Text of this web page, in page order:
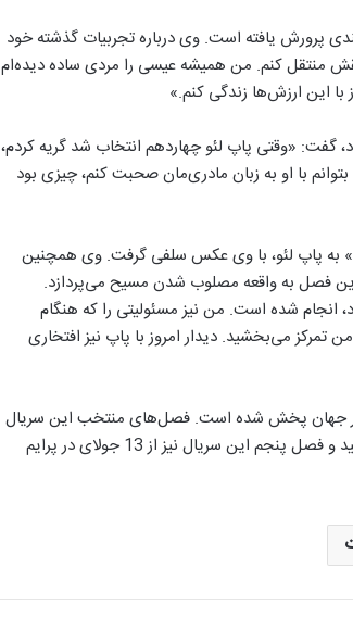
پرورش یافته است. وی درباره تجربیات گذشته خود
منتقل کنم. من همیشه عیسی را مردی ساده دیده‌ام
این ارزش‌ها زندگی کنم.»
گفت: «وقتی پاپ لئو چهاردهم انتخاب شد گریه کردم،
با او به زبان مادری‌مان صحبت کنم، چیزی بود
از سریال «برگزیده» به پاپ لئو، با وی عکس سلفی گرفت. وی همچنین
فصل به واقعه مصلوب شدن مسیح می‌پردازد.
انجام شده است. من نیز مسئولیتی را که هنگام
می‌بخشید. دیدار امروز با پاپ نیز افتخاری
جهان پخش شده است. فصل‌های منتخب این سریال
پس از اکران در سینماها، بالغ بر 140 میلیون دلار در سراسر جهان به فروش رسید و فصل پنجم این سریال نیز از 13 جولای در پرایم